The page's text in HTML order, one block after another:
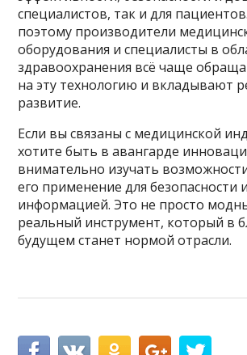
специалистов, так и для
поэтому производители
оборудования и специалисты в
здравоохранения всё чаще
на эту технологию и вкладывают
развитие.
Если вы связаны с медицинской
хотите быть в авангарде
внимательно изучать
его применение для безопасности
информацией. Это не просто
реальный инструмент, который в
будущем станет нормой отрасли.